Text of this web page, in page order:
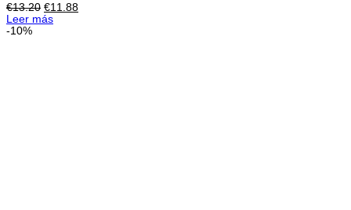
€13.20 El
precio
€11.88El
Leer más
-10%